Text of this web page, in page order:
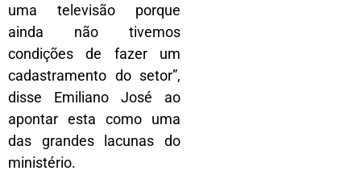
uma televisão porque
ainda não tivemos
condições de fazer um
cadastramento do setor”,
disse Emiliano José ao
apontar esta como uma
das grandes lacunas do
ministério.